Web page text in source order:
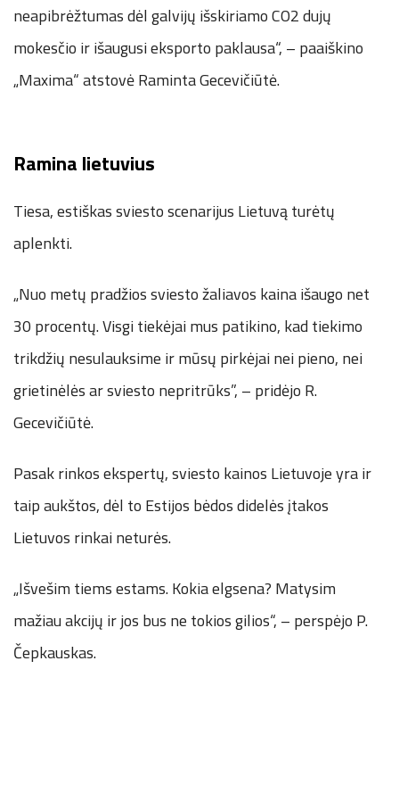
neapibrėžtumas dėl galvijų išskiriamo CO2 dujų
mokesčio ir išaugusi eksporto paklausa“, – paaiškino
„Maxima“ atstovė Raminta Gecevičiūtė.
Ramina lietuvius
Tiesa, estiškas sviesto scenarijus Lietuvą turėtų
aplenkti.
„Nuo metų pradžios sviesto žaliavos kaina išaugo net
30 procentų. Visgi tiekėjai mus patikino, kad tiekimo
trikdžių nesulauksime ir mūsų pirkėjai nei pieno, nei
grietinėlės ar sviesto nepritrūks”, – pridėjo R.
Gecevičiūtė.
Pasak rinkos ekspertų, sviesto kainos Lietuvoje yra ir
taip aukštos, dėl to Estijos bėdos didelės įtakos
Lietuvos rinkai neturės.
„Išvešim tiems estams. Kokia elgsena? Matysim
mažiau akcijų ir jos bus ne tokios gilios“, – perspėjo P.
Čepkauskas.